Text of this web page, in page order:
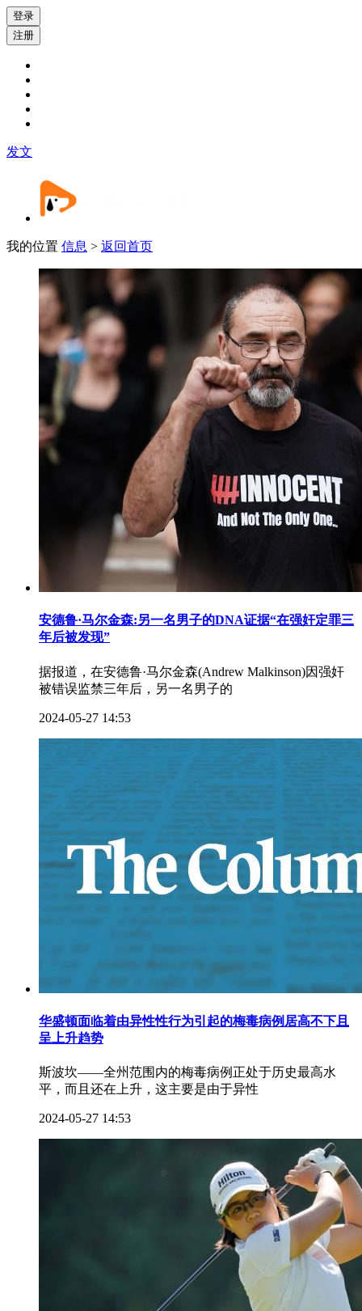
登录
注册
发文
我的位置 信息 > 返回首页
安德鲁·马尔金森:另一名男子的DNA证据“在强奸定罪三
年后被发现”
据报道，在安德鲁·马尔金森(Andrew Malkinson)因强奸
被错误监禁三年后，另一名男子的
2024-05-27 14:53
华盛顿面临着由异性性行为引起的梅毒病例居高不下且
呈上升趋势
斯波坎——全州范围内的梅毒病例正处于历史最高水
平，而且还在上升，这主要是由于异性
2024-05-27 14:53